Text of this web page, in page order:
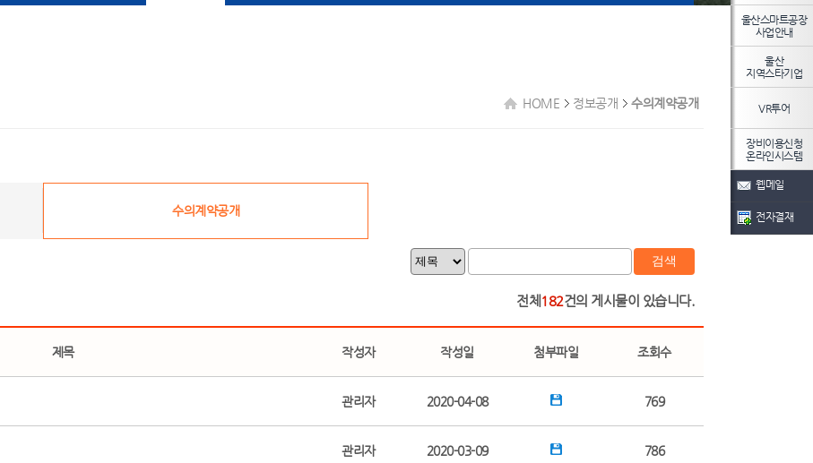
HOME 정보공개 수의계약공개
수의계약공개
검색
전체 182건의 게시물이 있습니다.
제목 작성자 작성일 첨부파일 조회수
관리자 2020-04-08 769
관리자 2020-03-09 786
울산스마트공장
사업안내
울산
지역스타기업
VR투어
장비이용신청
온라인시스템
웹메일
전자결재